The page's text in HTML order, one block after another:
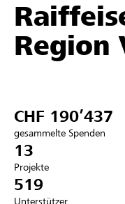
Hilfe &
Partner /
Anmelden
Registrieren
Region
CHF 190’437
gesammelte Spenden
13
Projekte
519
Unterstützer